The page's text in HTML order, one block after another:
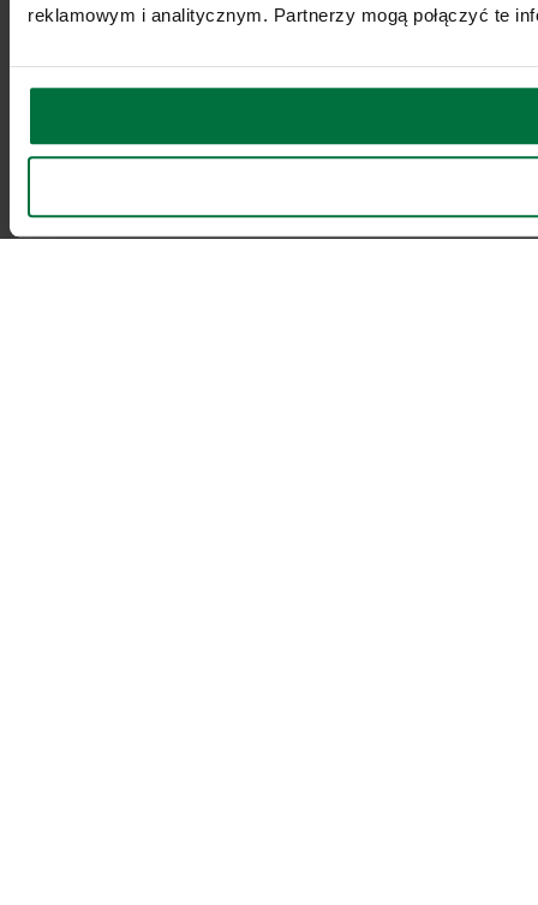
reklamowym i analitycznym. Partnerzy mogą połączyć te